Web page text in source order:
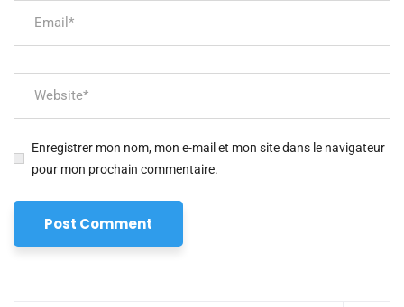
Enregistrer mon nom, mon e-mail et mon site dans le navigateur
pour mon prochain commentaire.